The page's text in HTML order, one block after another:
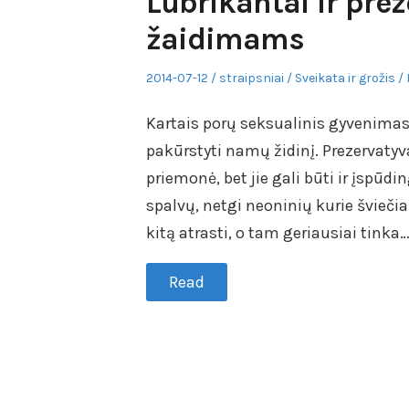
žaidimams
Posted
2014-07-12 Author
straipsniai
Posted
Sveikata ir grožis
Kartais porų seksualinis
pakūrstyti namų židinį.
priemonė, bet jie gali būti ir
spalvų, netgi neoninių kurie
kitą atrasti, o tam geriausiai tinka…
Read